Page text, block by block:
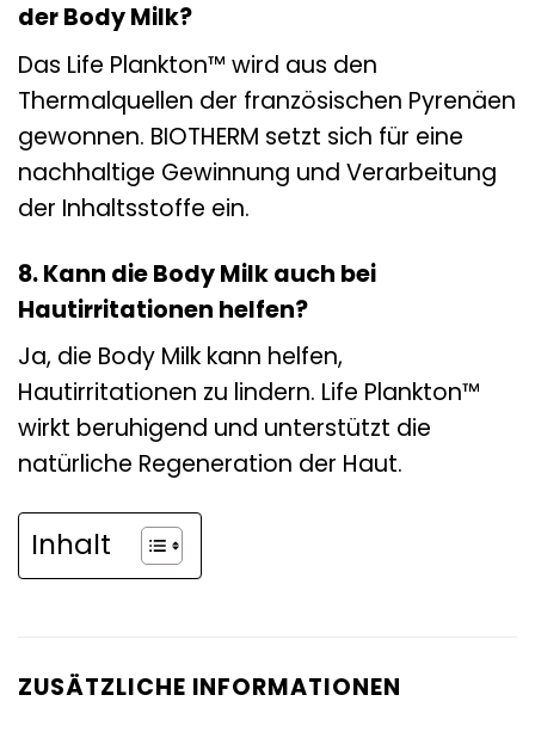
der Body Milk?
Das Life Plankton™ wird aus den
Thermalquellen der französischen Pyrenäen
gewonnen. BIOTHERM setzt sich für eine
nachhaltige Gewinnung und Verarbeitung
der Inhaltsstoffe ein.
8. Kann die Body Milk auch bei
Hautirritationen helfen?
Ja, die Body Milk kann helfen,
Hautirritationen zu lindern. Life Plankton™
wirkt beruhigend und unterstützt die
natürliche Regeneration der Haut.
Inhalt
ZUSÄTZLICHE INFORMATIONEN